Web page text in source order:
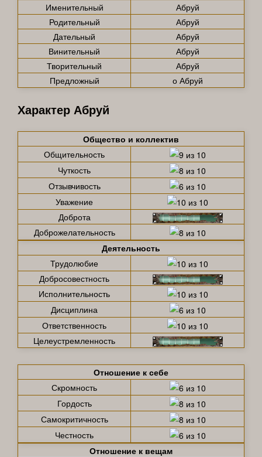
Именительный
Абруй
Родительный
Абруй
Дательный
Абруй
Винительный
Абруй
Творительный
Абруй
Предложный
о Абруй
Характер Абруй
Общество и коллектив
Общительность
Чуткость
Отзывчивость
Уважение
Доброта
Доброжелательность
Деятельность
Трудолюбие
Добросовестность
Исполнительность
Дисциплина
Ответственность
Целеустремленность
Отношение к себе
Скромность
Гордость
Самокритичность
Честность
Отношение к вещам